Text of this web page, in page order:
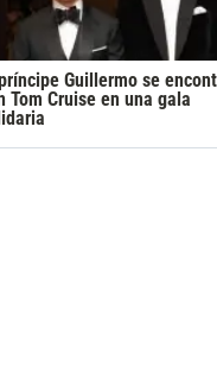
Guillermo se
Tom Cruise en una gala